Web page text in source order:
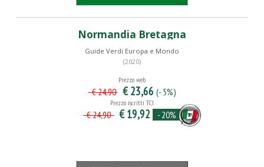
Normandia Bretagna
Guide Verdi Europa e Mondo
(2020)
Prezzo web
€ 24,90 € 23,66 (- 5%)
Prezzo iscritti TCI
€ 24,90 € 19,92 - 20%